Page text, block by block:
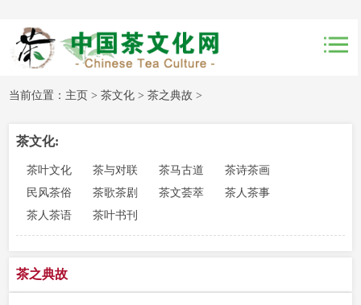
当前位置： 主页 >茶文化 >茶之典故 >
茶文化:
茶叶文化 茶与对联 茶马古道
茶诗茶画
民风茶俗
茶歌茶剧 茶文荟萃
茶人茶事
茶人茶语
茶叶书刊
茶之典故